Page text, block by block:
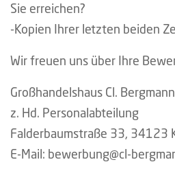
Sie erreichen?
-Kopien Ihrer letzten beiden
Wir freuen uns über Ihre
Großhandelshaus Cl.
z. Hd. Personalabteilung
Falderbaumstraße 33, 34123
E-Mail: bewerbung@cl-